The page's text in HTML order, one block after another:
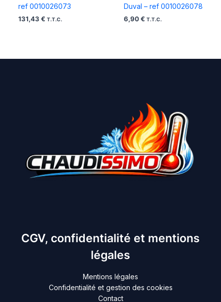
ref 0010026073
131,43 € T.T.C.
Duval – ref 0010026078
6,90 € T.T.C.
CGV, confidentialité et mentions
légales
Mentions légales
Confidentialité et gestion des cookies
Contact